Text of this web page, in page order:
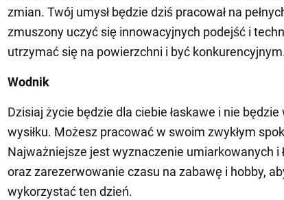
zmian. Twój umysł będzie dziś pracował na
zmuszony uczyć się innowacyjnych podejść i
utrzymać się na powierzchni i być
Wodnik
Dzisiaj życie będzie dla ciebie łaskawe i nie
wysiłku. Możesz pracować w swoim zwykłym
Najważniejsze jest wyznaczenie umiarkowanych i
oraz zarezerwowanie czasu na zabawę i hobby,
wykorzystać ten dzień.